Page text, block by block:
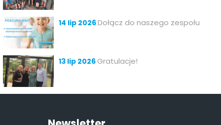
14 lip 2026Dołącz do naszego zespołu
13 lip 2026 Gratulacje!